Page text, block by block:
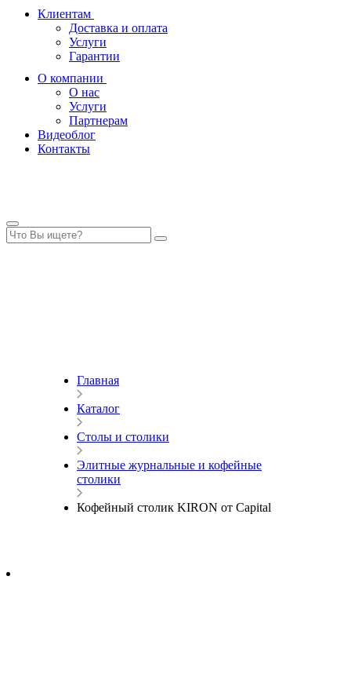
Клиентам
Доставка и оплата
Услуги
Гарантии
О компании
О нас
Услуги
Партнерам
Видеоблог
Контакты
Главная
Каталог
Столы и столики
Элитные журнальные и кофейные
столики
Кофейный столик KIRON от Capital